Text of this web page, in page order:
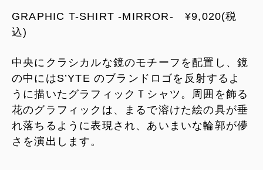
GRAPHIC T-SHIRT -MIRROR- ¥9,020(税
込)
中央にクラシカルな鏡のモチーフを配置し、鏡
の中にはS’YTE のブランドロゴを反射するよ
うに描いたグラフィックＴシャツ。周囲を飾る
花のグラフィックは、まるで溶けた絵の具が垂
れ落ちるように表現され、あいまいな輪郭が儚
さを演出します。